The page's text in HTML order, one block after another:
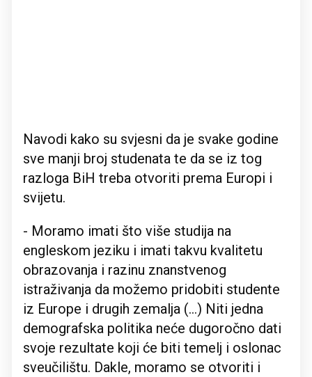
Navodi kako su svjesni da je svake godine
sve manji broj studenata te da se iz tog
razloga BiH treba otvoriti prema Europi i
svijetu.
- Moramo imati što više studija na
engleskom jeziku i imati takvu kvalitetu
obrazovanja i razinu znanstvenog
istraživanja da možemo pridobiti studente
iz Europe i drugih zemalja (...) Niti jedna
demografska politika neće dugoročno dati
svoje rezultate koji će biti temelj i oslonac
sveučilištu. Dakle, moramo se otvoriti i